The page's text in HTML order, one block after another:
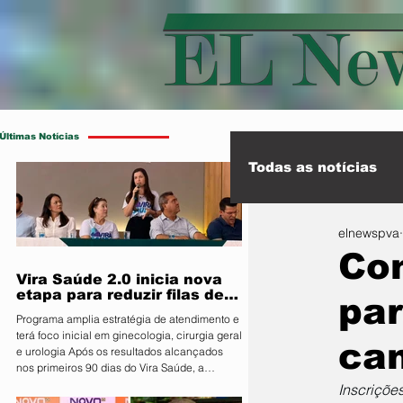
Últimas Notícias
Vira Saúde 2.0 inicia nova
etapa para reduzir filas de
Programa amplia estratégia de atendimento e
terá foco inicial em ginecologia, cirurgia geral
e urologia Após os resultados alcançados
nos primeiros 90 dias do Vira Saúde, a
Secretaria Municipal de Saúde, anunciou
Todas as notícias
Esporteelnewspva